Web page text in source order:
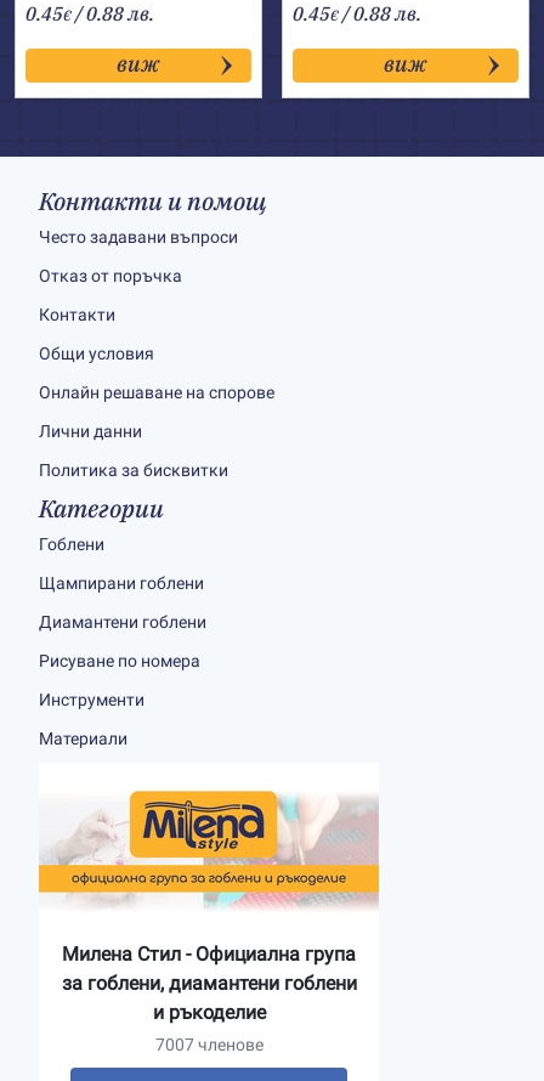
0.45€ / 0.88 лв.
виж
0.45€ / 0.88 лв.
виж
Контакти и помощ
Често задавани въпроси
Отказ от поръчка
Контакти
Общи условия
Онлайн решаване на спорове
Лични данни
Политика за бисквитки
Категории
Гоблени
Щампирани гоблени
Диамантени гоблени
Рисуване по номера
Инструменти
Материали
Милена Стил - Официална група
за гоблени, диамантени гоблени
и ръкоделие
7007 членове